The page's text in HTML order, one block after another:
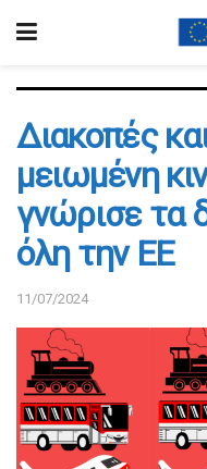
Διακοπές
μειωμένη
γνώρισε τα
όλη την ΕΕ
11/07/2024